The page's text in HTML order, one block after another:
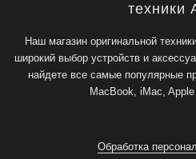
техники
Наш магазин оригинальной
широкий выбор устройств и
найдете все самые популярные
MacBook, iMac,
Обработка